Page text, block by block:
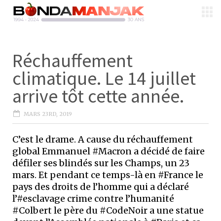
Réchauffement
climatique. Le 14 juillet
arrive tôt cette année.
MARS 23RD, 2019
C’est le drame. A cause du réchauffement
global Emmanuel #Macron a décidé de faire
défiler ses blindés sur les Champs, un 23
mars. Et pendant ce temps-là en #France le
pays des droits de l’homme qui a déclaré
l’#esclavage crime contre l’humanité
#Colbert le père du #CodeNoir a une statue